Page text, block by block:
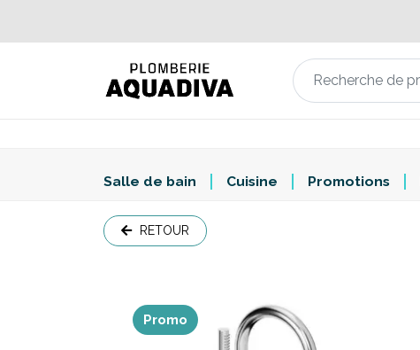
Salle de bain Cuisine Promotions
RETOUR
Promo